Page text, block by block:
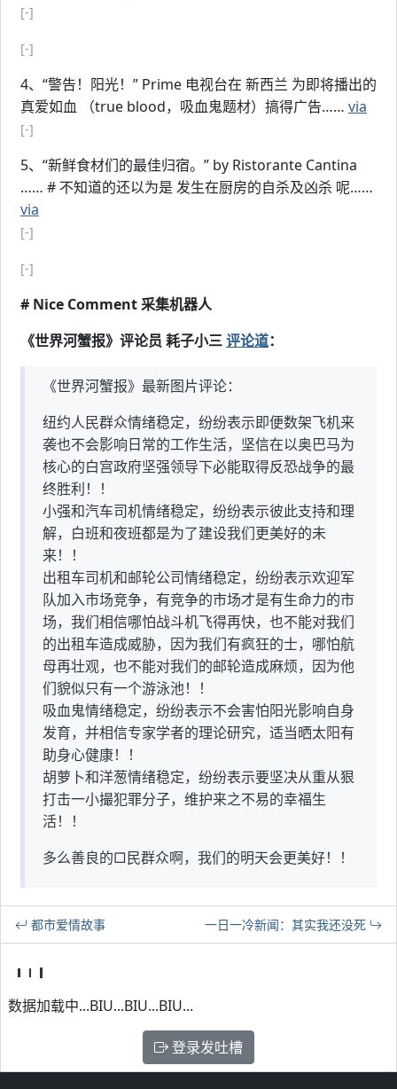
[-]
[-]
4、“警告！阳光！” Prime 电视台在 新西兰 为即将播出的
真爱如血 （true blood，吸血鬼题材）搞得广告…… via
[-]
5、“新鲜食材们的最佳归宿。” by Ristorante Cantina
…… # 不知道的还以为是 发生在厨房的自杀及凶杀 呢……
via
[-]
[-]
# Nice Comment 采集机器人
《世界河蟹报》评论员 耗子小三评论道：
《世界河蟹报》最新图片评论：
纽约人民群众情绪稳定，纷纷表示即便数架飞机来
袭也不会影响日常的工作生活，坚信在以奥巴马为
核心的白宫政府坚强领导下必能取得反恐战争的最
终胜利！！
小强和汽车司机情绪稳定，纷纷表示彼此支持和理
解，白班和夜班都是为了建设我们更美好的未
来！！
出租车司机和邮轮公司情绪稳定，纷纷表示欢迎军
队加入市场竞争，有竞争的市场才是有生命力的市
场，我们相信哪怕战斗机飞得再快，也不能对我们
的出租车造成威胁，因为我们有疯狂的士，哪怕航
母再壮观，也不能对我们的邮轮造成麻烦，因为他
们貌似只有一个游泳池！！
吸血鬼情绪稳定，纷纷表示不会害怕阳光影响自身
发育，并相信专家学者的理论研究，适当晒太阳有
助身心健康！！
胡萝卜和洋葱情绪稳定，纷纷表示要坚决从重从狠
打击一小撮犯罪分子，维护来之不易的幸福生
活！！
多么善良的□民群众啊，我们的明天会更美好！！
都市爱情故事 一日一冷新闻：其实我还没死
数据加载中...BIU...BIU...BIU...
登录发吐槽